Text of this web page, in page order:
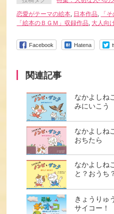
恋愛がテーマの絵本, 日本作品, 「
「絵本のＢＧＭ」収録作品, 大人向
Facebook Hatena
関連記事
なかよしね
みにいこう
なかよしね
おちたら
なかよしね
と？おうち
きょうりゅ
サイコー！